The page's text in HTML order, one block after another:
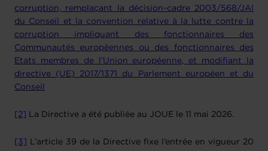
corruption, remplaçant la décision-cadre 2003/568/JAI
du Conseil et la convention relative à la lutte contre la
corruption impliquant des fonctionnaires des
Communautés européennes ou des fonctionnaires des
Etats membres de l’Union européenne, et modifiant la
directive (UE) 2017/1371 du Parlement européen et du
Conseil
[2] La Directive a été publiée au JOUE le 11 mai 2026.
[3]
L’article 39 de la Directive fixe l’entrée en vigueur 20